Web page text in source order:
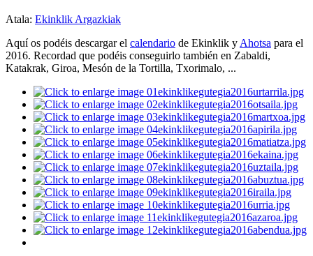
Atala: Ekinklik Argazkiak
Aquí os podéis descargar el calendario de Ekinklik y Ahotsa para el
2016. Recordad que podéis conseguirlo también en Zabaldi,
Katakrak, Giroa, Mesón de la Tortilla, Txorimalo, ...